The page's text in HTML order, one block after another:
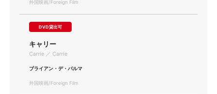
外国映画/Foreign Film
DVD貸出可
キャリー
Carrie ／ Carrie
ブライアン・デ・パルマ
外国映画/Foreign Film